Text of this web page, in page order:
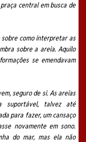
central em busca de
sobre como interpretar as
sobre a areia. Aquilo
se emendavam
seguro de si. As areias
suportável, talvez até
para fazer, um cansaço
novamente em sono.
do mar, mas ela não